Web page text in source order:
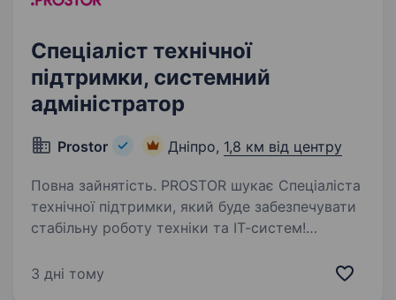
Спеціаліст технічної
підтримки, системний
адміністратор
Prostor Дніпро, 1,8 км від центру
Повна зайнятість. PROSTOR шукає Спеціаліста
технічної підтримки, який буде забезпечувати
стабільну роботу техніки та ІТ-систем!
складу та офісу з питань роботи ПЗ,
3 дні тому